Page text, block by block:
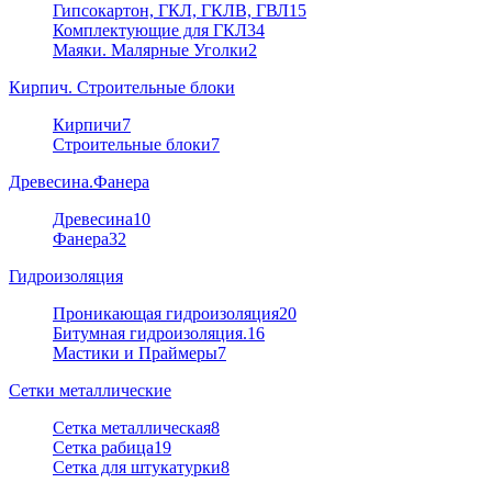
Гипсокартон, ГКЛ, ГКЛВ, ГВЛ15
Комплектующие для ГКЛ34
Маяки. Малярные Уголки2
Кирпич. Строительные блоки
Кирпичи7
Строительные блоки7
Древесина.Фанера
Древесина10
Фанера32
Гидроизоляция
Проникающая гидроизоляция20
Битумная гидроизоляция.16
Мастики и Праймеры7
Сетки металлические
Сетка металлическая8
Сетка рабица19
Сетка для штукатурки8